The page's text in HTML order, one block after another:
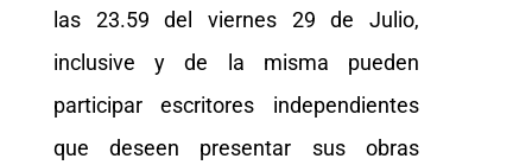
las 23.59 del viernes 29 de Julio,
inclusive y de la misma pueden
participar escritores independientes
que deseen presentar sus obras